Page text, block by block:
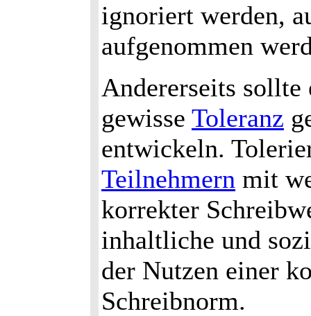
ignoriert werden,
aufgenommen
Andererseits
gewisse Toleranz
entwickeln.
Teilnehmern mit
korrekter
inhaltliche und
der Nutzen einer
Schreibnorm.